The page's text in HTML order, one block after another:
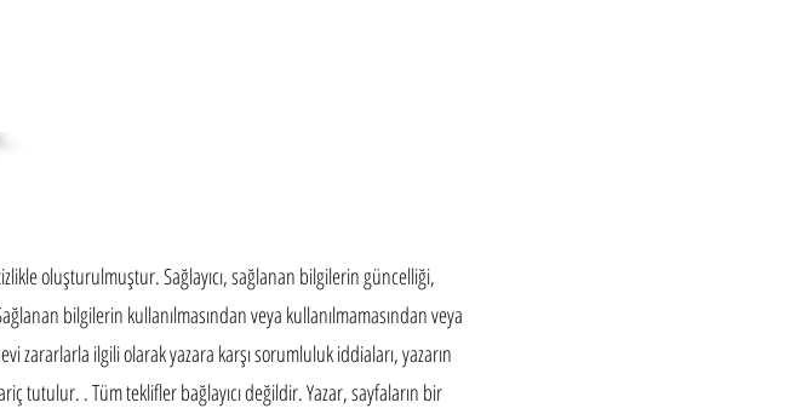
oluşturulmuştur. Sağlayıcı, sağlanan bilgilerin güncelliği,
bilgilerin kullanılmasından veya kullanılmamasından veya
zararlarla ilgili olarak yazara karşı sorumluluk iddiaları, yazarın
tutulur. . Tüm teklifler bağlayıcı değildir. Yazar, sayfaların bir